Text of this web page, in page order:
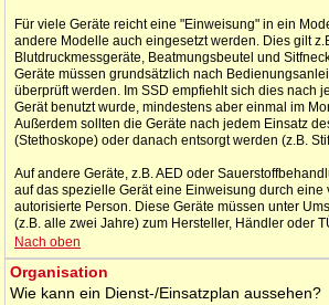
Für viele Geräte reicht eine "Einweisung" in ein
andere Modelle auch eingesetzt werden. Dies gilt
Blutdruckmessgeräte, Beatmungsbeutel und
Geräte müssen grundsätzlich nach
überprüft werden. Im SSD empfiehlt sich dies nach
Gerät benutzt wurde, mindestens aber einmal im
Außerdem sollten die Geräte nach jedem Einsatz
(Stethoskope) oder danach entsorgt werden (z.B.
Auf andere Geräte, z.B. AED oder
auf das spezielle Gerät eine Einweisung durch eine
autorisierte Person. Diese Geräte müssen unter
(z.B. alle zwei Jahre) zum Hersteller, Händler oder
Nach oben
Organisation
Wie kann ein Dienst-/Einsatzplan aussehen?